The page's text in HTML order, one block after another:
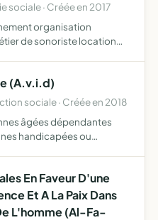
sociale · Créée en 2017
organisation
de sonoriste location
(A.v.i.d)
sociale · Créée en 2018
âgées dépendantes
handicapées ou
En Faveur D'une
Et A La Paix Dans
L'homme (Al-Fa-